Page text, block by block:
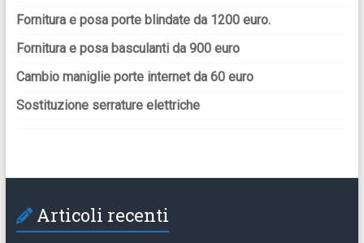
Fornitura e posa porte blindate da 1200 euro.
Fornitura e posa basculanti da 900 euro
Cambio maniglie porte internet da 60 euro
Sostituzione serrature elettriche
Articoli recenti